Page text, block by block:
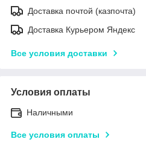
Доставка почтой (казпочта)
Доставка Курьером Яндекс
Все условия доставки
Условия оплаты
Наличными
Все условия оплаты